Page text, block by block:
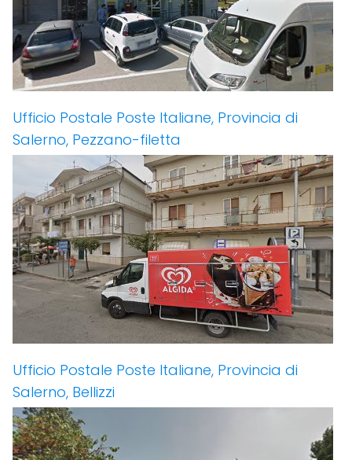
Ufficio Postale Poste Italiane, Provincia di
Salerno, Pezzano-filetta
Ufficio Postale Poste Italiane, Provincia di
Salerno, Bellizzi